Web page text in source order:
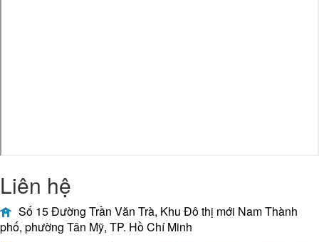
Liên hệ
Số 15 Đường Trần Văn Trà, Khu Đô thị mới Nam Thành
phố, phường Tân Mỹ, TP. Hồ Chí Minh